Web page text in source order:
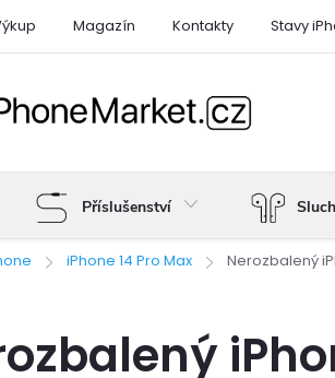
Magazín Kontakty Stavy
Příslušenství
iPhone 14 Pro Max Nerozbalený